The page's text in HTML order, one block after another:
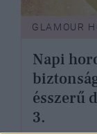
GLAMOUR
Napi
ésszerű
3.